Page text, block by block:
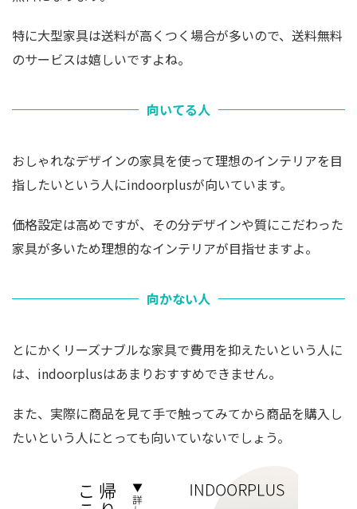
特に大型家具は送料が高くつく場合が多いので、送料無料
のサービスは嬉しいですよね。
向いてる人
おしゃれなデザインの家具を使って理想のインテリアを目
指したいという人にindoorplusが向いています。
価格設定は高めですが、その分デザインや質にこだわった
家具が多いため理想的なインテリアが目指せますよ。
向かない人
とにかくリーズナブルな家具で費用を抑えたいという人に
は、indoorplusはあまりおすすめできません。
また、実際に商品を見て手で触ってみてから商品を購入し
たいという人にとっても向いていないでしょう。